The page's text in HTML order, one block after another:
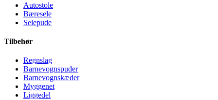
Autostole
Bæresele
Selepude
Tilbehør
Regnslag
Barnevognspuder
Barnevognskæder
Myggenet
Liggedel